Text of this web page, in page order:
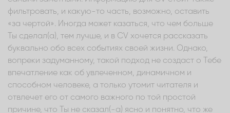
фильтровать, и какую-то часть, возможно, оставить
«за чертой». Иногда может казаться, что чем больше
Ты сделал(а), тем лучше, и в CV хочется рассказать
буквально обо всех событиях своей жизни. Однако,
вопреки задуманному, такой подход не создаст о Тебе
впечатление как об увлеченном, динамичном и
способном человеке, а только утомит читателя и
отвлечет его от самого важного по той простой
причине, что Ты не сказал(-а) ясно и понятно, что же